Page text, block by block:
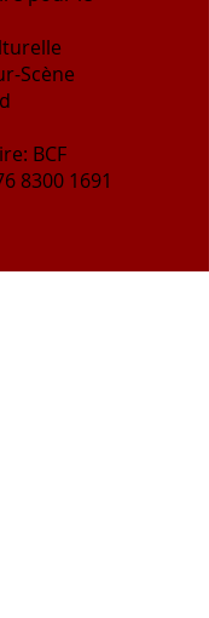
Scène
BCF
8300 1691